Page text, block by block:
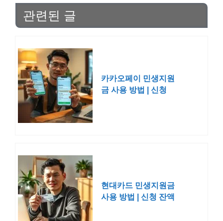
관련된 글
카카오페이 민생지원
금 사용 방법 | 신청
현대카드 민생지원금
사용 방법 | 신청 잔액